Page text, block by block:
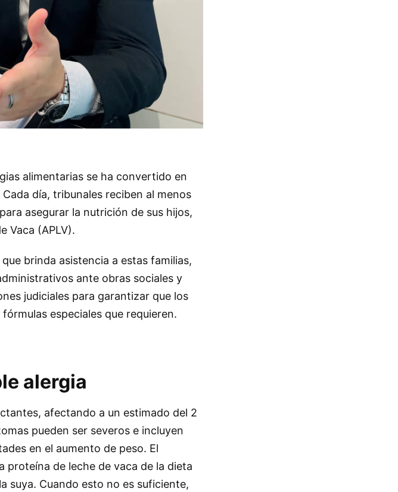
alimentarias se ha convertido en
día, tribunales reciben al menos
asegurar la nutrición de sus hijos,
Vaca (APLV).
brinda asistencia a estas familias,
ante obras sociales y
judiciales para garantizar que los
especiales que requieren.
alergia
afectando a un estimado del 2
pueden ser severos e incluyen
en el aumento de peso. El
de leche de vaca de la dieta
suya. Cuando esto no es suficiente,